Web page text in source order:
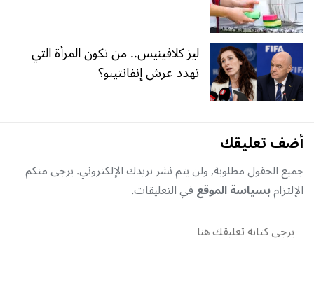
ليز كلافينيس.. من تكون المرأة التي
تهدد عرش إنفانتينو؟
أضف تعليقك
جميع الحقول مطلوبة, ولن يتم نشر بريدك الإلكتروني. يرجى منكم
الإلتزامبسياسة الموقعفي التعليقات.